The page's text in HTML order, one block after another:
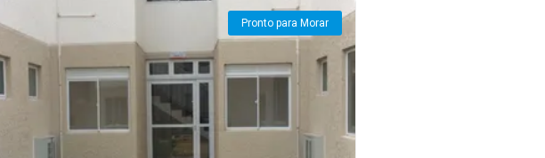
Pronto para Morar